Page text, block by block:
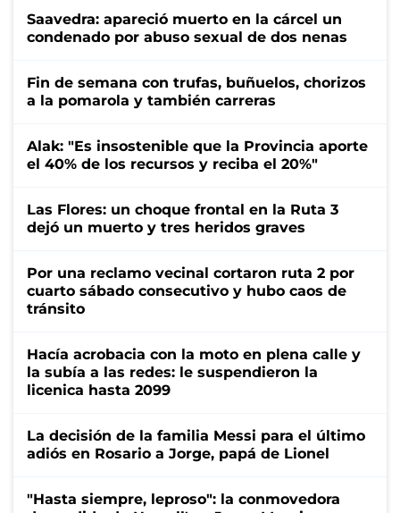
Saavedra: apareció muerto en la cárcel un
condenado por abuso sexual de dos nenas
Fin de semana con trufas, buñuelos, chorizos
a la pomarola y también carreras
Alak: "Es insostenible que la Provincia aporte
el 40% de los recursos y reciba el 20%"
Las Flores: un choque frontal en la Ruta 3
dejó un muerto y tres heridos graves
Por una reclamo vecinal cortaron ruta 2 por
cuarto sábado consecutivo y hubo caos de
tránsito
Hacía acrobacia con la moto en plena calle y
la subía a las redes: le suspendieron la
licenica hasta 2099
La decisión de la familia Messi para el último
adiós en Rosario a Jorge, papá de Lionel
"Hasta siempre, leproso": la conmovedora